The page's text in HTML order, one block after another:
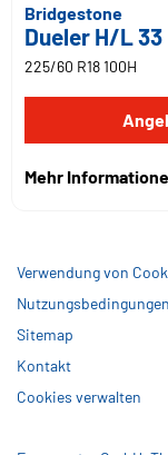
Bridgestone
Dueler H/L 33
225/60 R18 100H
Mehr
Verwendung von
Nutzungsbedingungen
Sitemap
Kontakt
Cookies verwalten